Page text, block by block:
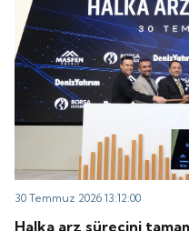
30 Temmuz 2026 13:12:00
Halka arz sürecini